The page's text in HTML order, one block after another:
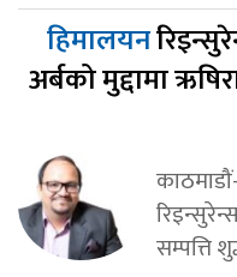
हिमालयन
अर्बको मुद्दामा
सम्पत्ति